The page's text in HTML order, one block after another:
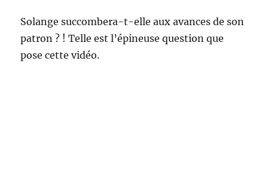
Solange succombera-t-elle aux avances de son
patron ? ! Telle est l’épineuse question que
pose cette vidéo.